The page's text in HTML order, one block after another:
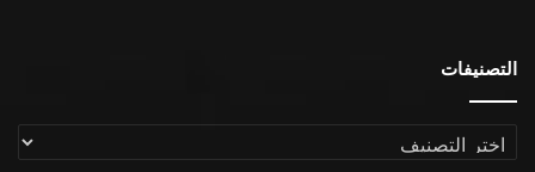
التصنيفات
التصنيفات